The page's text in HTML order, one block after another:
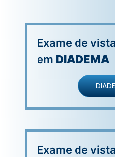
Exame de vista
em DIADEMA
Exame de vista